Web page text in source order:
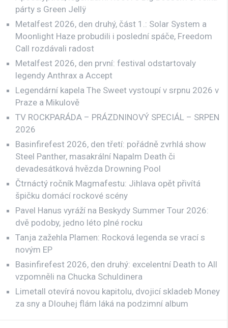
párty s Green Jellÿ
Metalfest 2026, den druhý, část 1.: Solar System a
Moonlight Haze probudili i poslední spáče, Freedom
Call rozdávali radost
Metalfest 2026, den první: festival odstartovaly
legendy Anthrax a Accept
Legendární kapela The Sweet vystoupí v srpnu 2026 v
Praze a Mikulově
TV ROCKPARÁDA – PRÁZDNINOVÝ SPECIÁL – SRPEN
2026
Basinfirefest 2026, den třetí: pořádně zvrhlá show
Steel Panther, masakrální Napalm Death či
devadesátková hvězda Drowning Pool
Čtrnáctý ročník Magmafestu: Jihlava opět přivítá
špičku domácí rockové scény
Pavel Hanus vyráží na Beskydy Summer Tour 2026:
dvě podoby, jedno léto plné rocku
Tanja zažehla Plamen: Rocková legenda se vrací s
novým EP
Basinfirefest 2026, den druhý: excelentní Death to All
vzpomněli na Chucka Schuldinera
Limetall otevírá novou kapitolu, dvojicí skladeb Money
za sny a Dlouhej flám láká na podzimní album